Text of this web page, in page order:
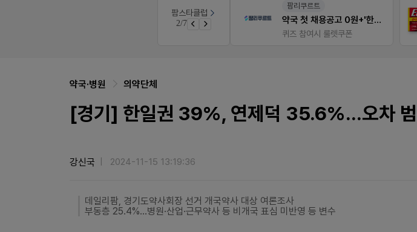
팜스타클럽
2/7
약국 마케팅 성공사례
팜리쿠르트
약국 첫 채용공고 0원+'한번 더' 무료 연장
퀴즈 참여시 룰렛쿠폰
약국·병원 의약단체
[경기] 한일권 39%, 연제덕 35.6%...오차 범
강신국 2024-11-15 13:19:36
데일리팜, 경기도약사회장 선거 개국약사 대상 여론조사
부동층 25.4%...병원·산업·근무약사 등 비개국 표심 미반영 등 변수